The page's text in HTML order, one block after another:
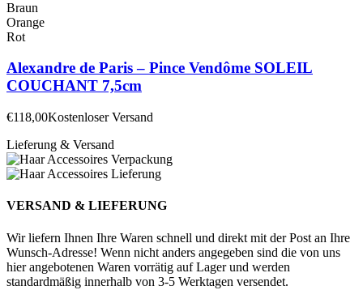
Braun
Orange
Rot
Alexandre de Paris – Pince Vendôme SOLEIL
COUCHANT 7,5cm
€118,00Kostenloser Versand
Lieferung & Versand
VERSAND & LIEFERUNG
Wir liefern Ihnen Ihre Waren schnell und direkt mit der Post an Ihre
Wunsch-Adresse! Wenn nicht anders angegeben sind die von uns
hier angebotenen Waren vorrätig auf Lager und werden
standardmäßig innerhalb von 3-5 Werktagen versendet.